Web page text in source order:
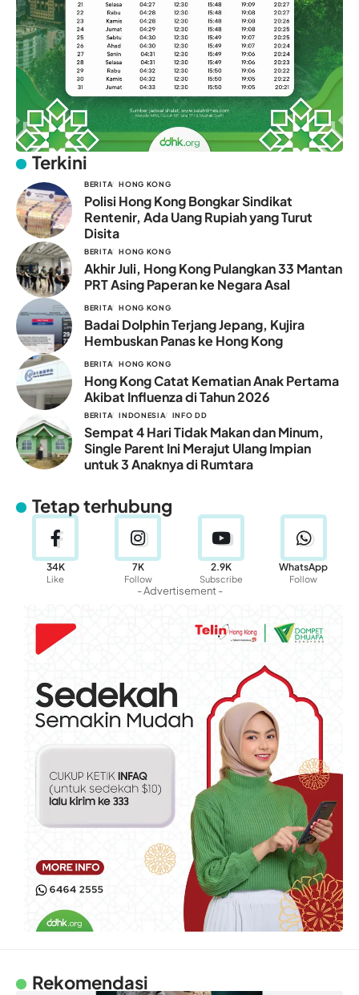
Terkini
BERITA HONG KONG
Polisi Hong Kong Bongkar Sindikat
Rentenir, Ada Uang Rupiah yang Turut
Disita
BERITA HONG KONG
Akhir Juli, Hong Kong Pulangkan 33 Mantan
PRT Asing Paperan ke Negara Asal
BERITA HONG KONG
Badai Dolphin Terjang Jepang, Kujira
Hembuskan Panas ke Hong Kong
BERITA HONG KONG
Hong Kong Catat Kematian Anak Pertama
Akibat Influenza di Tahun 2026
BERITA INDONESIA INFO DD
Sempat 4 Hari Tidak Makan dan Minum,
Single Parent Ini Merajut Ulang Impian
untuk 3 Anaknya di Rumtara
Tetap terhubung
34K
Like
7K
Follow
2.9K
Subscribe
WhatsApp
Follow
- Advertisement -
Rekomendasi